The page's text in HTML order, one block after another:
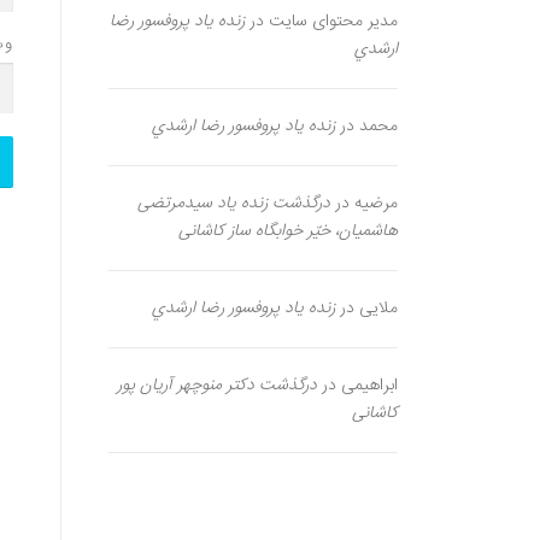
مدیر محتوای سایت درزنده یاد پروفسور رضا
ارشدي
محمد درزنده یاد پروفسور رضا ارشدي
مرضیه دردرگذشت زنده یاد سیدمرتضی
هاشمیان، خیّر خوابگاه ساز کاشانی
ملایی درزنده یاد پروفسور رضا ارشدي
ابراهیمی دردرگذشت دکتر منوچهر آریان پور
کاشانی